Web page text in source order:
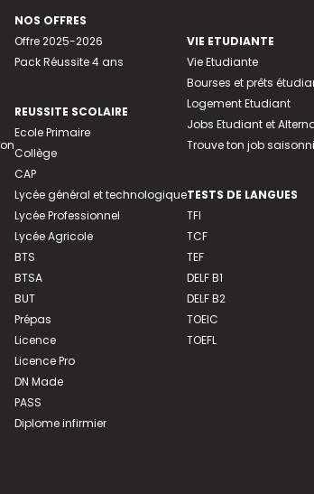
NOS OFFRES
Offre 2025-2026
Pack Réussite 4 ans
REUSSITE SCOLAIRE
Ecole Primaire
Collège
CAP
Lycée général et technologique
Lycée Professionnel
Lycée Agricole
BTS
BTSA
BUT
Prépas
Licence
Licence Pro
DN Made
PASS
Diplome infirmier
VIE ETUDIANTE
Vie Etudiante
Bourses et prêts
Logement Etudiant
Jobs Etudiant et
Trouve ton job
TESTS DE LANGUES
TFI
TCF
TEF
DELF B1
DELF B2
TOEIC
TOEFL